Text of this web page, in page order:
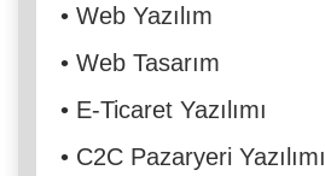
• Web Yazılım
• Web Tasarım
• E-Ticaret Yazılımı
• C2C Pazaryeri Yazılımı